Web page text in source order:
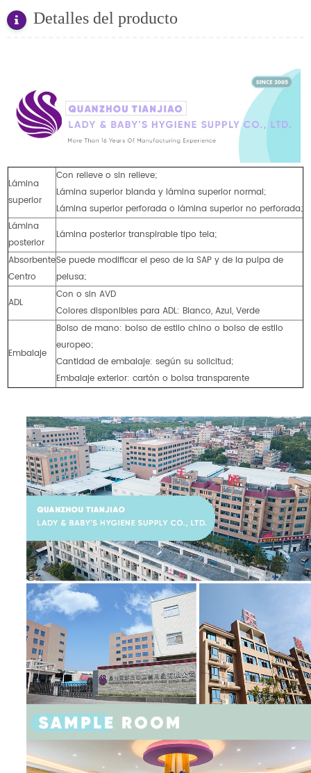
Detalles del producto
Lámina
superior
Con relieve o sin relieve;
Lámina superior blanda y lámina superior normal;
Lámina superior perforada o lámina superior no perforada;
Lámina
posterior
Lámina posterior transpirable tipo tela;
Absorbente
Centro
Se puede modificar el peso de la SAP y de la pulpa de
pelusa;
ADL
Con o sin AVD
Colores disponibles para ADL: Blanco, Azul, Verde
Embalaje
Bolso de mano: bolso de estilo chino o bolso de estilo
europeo;
Cantidad de embalaje: según su solicitud;
Embalaje exterior: cartón o bolsa transparente